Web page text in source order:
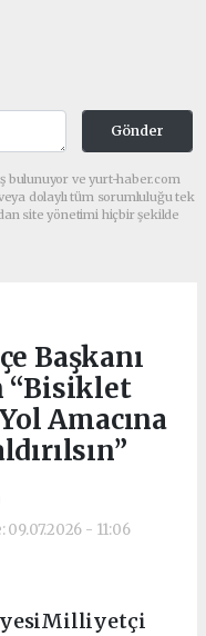
Gönder
bulunuyor ve yurt-haber.com
dolaylı tüm sorumluluğu tek
site yönetimi hiçbir şekilde
Başkanı
“Bisiklet
Amacına
09.07.2026 - 11:06